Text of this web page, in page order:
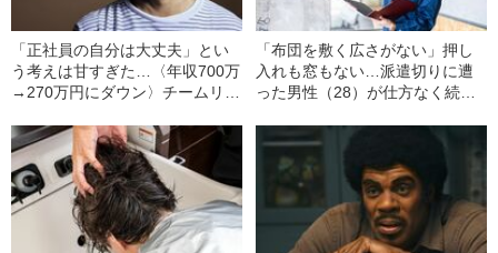
「正社員の自分は大丈夫」とい
う考えは甘すぎた…〈年収700万
→270万円にダウン〉チームリー
襲った悲劇』
「布団を敷く広さがない」押し
入れも窓もない…派遣切りに遭
った男性（28）が仕方なく続け
ス”暮らし